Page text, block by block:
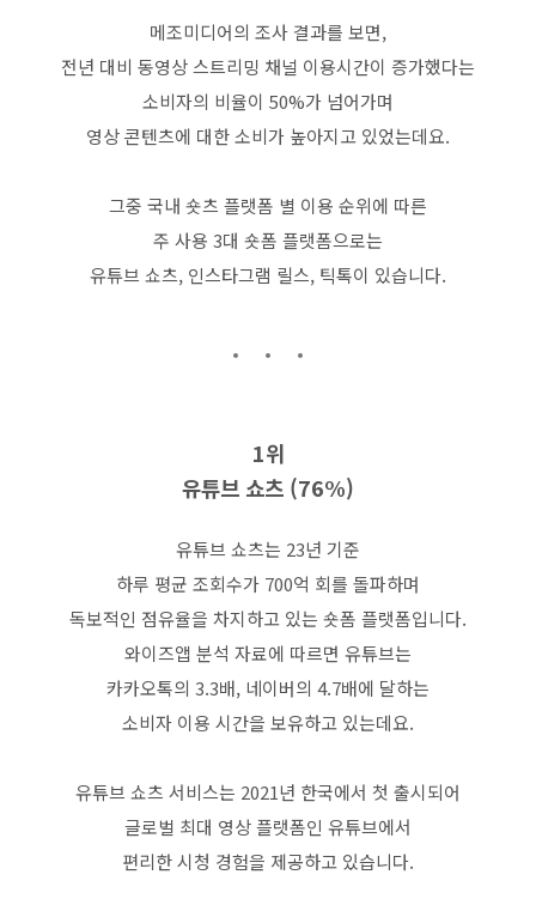
메조미디어의 조사 결과를 보면,
전년 대비 동영상 스트리밍 채널 이용시간이 증가했다는
소비자의 비율이 50%가 넘어가며
영상 콘텐츠에 대한 소비가 높아지고 있었는데요.
그중 국내 숏츠 플랫폼 별 이용 순위에 따른
주 사용 3대 숏폼 플랫폼으로는
유튜브 쇼츠, 인스타그램 릴스, 틱톡이 있습니다.
1위
유튜브 쇼츠 (76%)
유튜브 쇼츠는 23년 기준
하루 평균 조회수가 700억 회를 돌파하며
독보적인 점유율을 차지하고 있는 숏폼 플랫폼입니다.
와이즈앱 분석 자료에 따르면 유튜브는
카카오톡의 3.3배, 네이버의 4.7배에 달하는
소비자 이용 시간을 보유하고 있는데요.
유튜브 쇼츠 서비스는 2021년 한국에서 첫 출시되어
글로벌 최대 영상 플랫폼인 유튜브에서
편리한 시청 경험을 제공하고 있습니다.